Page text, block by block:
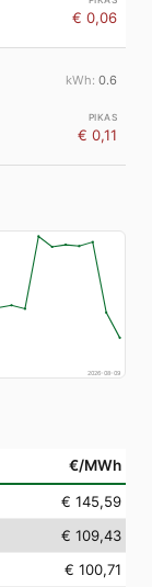
€ 0,06
0.6
€ 0,11
2026-08-09
€/MWh
€ 145,59
€ 109,43
€ 100,71